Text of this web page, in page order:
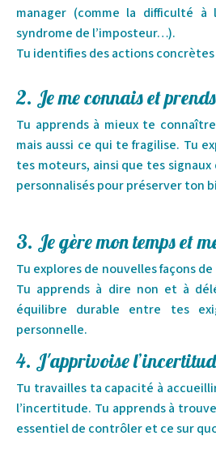
manager (comme la difficulté
syndrome de l’imposteur…).
Tu identifies des actions
2. Je me connais et
Tu apprends à mieux te
mais aussi ce qui te fragilise. Tu
tes moteurs, ainsi que tes
personnalisés pour préserver ton
3. Je gère mon temps et
Tu explores de nouvelles façons
Tu apprends à dire non et à
équilibre durable entre tes
personnelle.
4. J'apprivoise
Tu travailles ta capacité à
l’incertitude. Tu apprends à
essentiel de contrôler et ce sur